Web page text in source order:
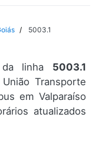
5003.1
linha 5003.1
Transporte
em Valparaíso
atualizados